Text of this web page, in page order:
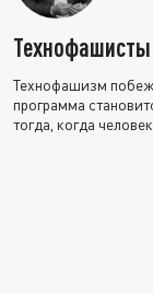
Технофашисты
Технофашизм
программа
тогда, когда